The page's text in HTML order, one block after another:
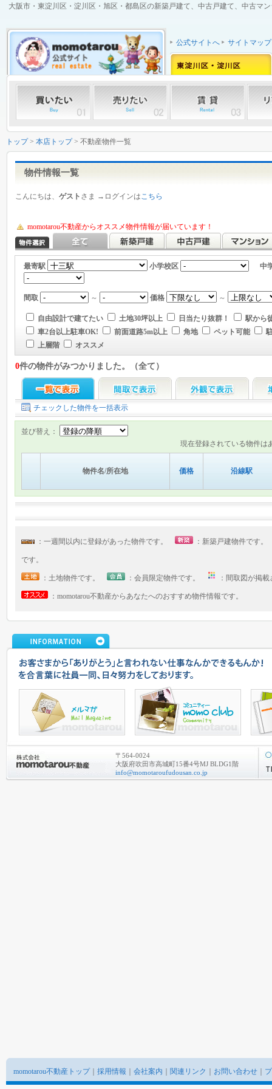
大阪市・東淀川区・淀川区・旭区・都島区の新築戸建て、中古戸建て、中古マ
公式サイトへ サイトマップ
トップ> 本店トップ> 不動産物件一覧
物件情報一覧
こんにちは、 ゲスト さま →ログインはこちら
momotarou不動産からオススメ物件情報が届いています！
最寄駅 小学校区 中
間取 ～ 価格 ～
自由設計で建てたい 土地30坪以上 日当たり抜群！
駅から
車2台以上駐車OK!
前面道路5m以上 角地 ペット可能
上層階
オススメ
0件の物件がみつかりました。（全て）
チェックした物件を一括表示
並び替え：
現在登録されている物件は
物件名/所在地 価格 沿線駅
：一週間以内に登録があった物件です。 ：新築戸建物件です
です。
：土地物件です。 ：会員限定物件です。 ：間取図が掲
：momotarou不動産からあなたへのおすすめ物件情報です。
〒564-0024
大阪府吹田市高城町15番4号MJ BLDG1階
info@momotaroufudousan.co.jp
momotarou不動産トップ｜ 採用情報 会社案内 関連リンク お問い合わせ